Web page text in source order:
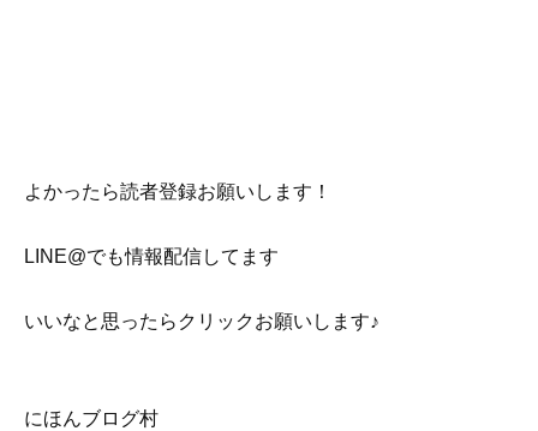
よかったら読者登録お願いします！
LINE@でも情報配信してます
いいなと思ったらクリックお願いします♪
にほんブログ村